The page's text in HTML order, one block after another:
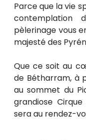
Parce que la vie
contemplation
pèlerinage vous
majesté des
Que ce soit au
de Bétharram, à
au sommet du
grandiose
sera au rendez-